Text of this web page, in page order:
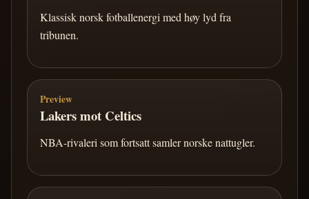
Klassisk norsk fotballenergi med høy lyd fra
tribunen.
Preview
Lakers mot Celtics
NBA-rivaleri som fortsatt samler norske nattugler.